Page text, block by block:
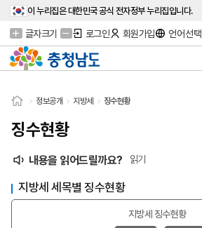
이 누리집은 대한민국 공식 전자정부 누리집입니다.
글자크기 로그인 회원가입 언어선택
정보공개 지방세 징수현황
징수현황
내용을 읽어드릴까요? 읽기
지방세 세목별 징수현황
지방세 징수현황